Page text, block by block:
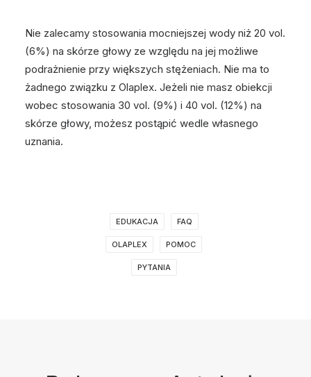
Nie zalecamy stosowania mocniejszej wody niż 20 vol.
(6%) na skórze głowy ze względu na jej możliwe
podrażnienie przy większych stężeniach. Nie ma to
żadnego związku z Olaplex. Jeżeli nie masz obiekcji
wobec stosowania 30 vol. (9%) i 40 vol. (12%) na
skórze głowy, możesz postąpić wedle własnego
uznania.
EDUKACJA FAQ
OLAPLEX POMOC
PYTANIA